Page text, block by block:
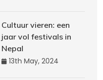
Cultuur vieren: een
jaar vol festivals in
Nepal
13th May, 2024